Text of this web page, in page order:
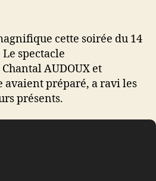
cette soirée du 14
spectacle
AUDOUX et
avaient préparé, a ravi les
présents.